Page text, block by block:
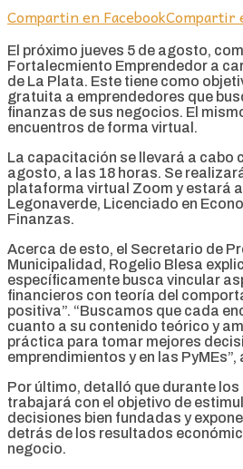
Compartin en FacebookCompartir
El próximo jueves 5 de agosto,
Fortalecmiento Emprendedor a
de La Plata. Este tiene como
gratuita a emprendedores que
finanzas de sus negocios. El
encuentros de forma virtual.
La capacitación se llevará a cabo
agosto, a las 18 horas. Se
plataforma virtual Zoom y estará
Legonaverde, Licenciado en
Finanzas.
Acerca de esto, el Secretario de
Municipalidad, Rogelio Blesa
específicamente busca vincular
financieros con teoría del
positiva”. “Buscamos que cada
cuanto a su contenido teórico y
práctica para tomar mejores
emprendimientos y en las PyMEs”,
Por último, detalló que durante
trabajará con el objetivo de
decisiones bien fundadas y
detrás de los resultados
negocio.